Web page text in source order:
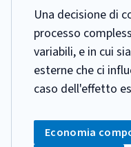
Una decisione di
processo
variabili, e in cui
esterne che ci
caso dell'effetto
CATEGORIA:
Tag:
Economia